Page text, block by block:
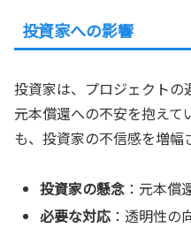
投資家への影響
投資家は、プロジェクトの
元本償還への不安を抱えて
も、投資家の不信感を増幅
投資家の懸念 ：元本償
必要な対応 ：透明性の